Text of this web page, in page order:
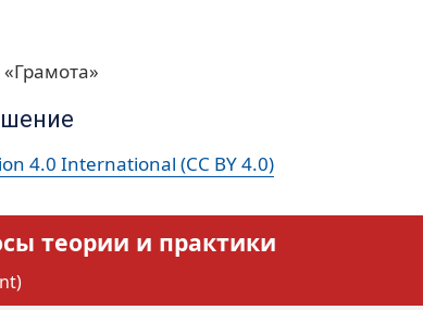
4.0 International (CC BY 4.0)
теории и практики